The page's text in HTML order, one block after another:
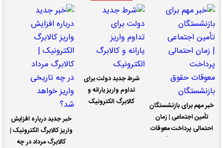
خبر مهم برای بازنشستگان
تأمین اجتماعی | زمان
احتمالی پرداخت معوقات
شرط جدید دولت برای
تداوم واریز یارانه و
کالابرگ الکترونیک
خبر جدید درباره افزایش
واریز کالابرگ الکترونیک |
کالابرگ مرداد در چه